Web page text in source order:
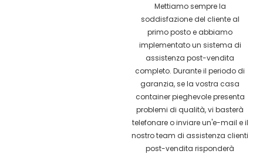
Mettiamo sempre la
soddisfazione del cliente al
primo posto e abbiamo
implementato un sistema di
assistenza post-vendita
completo. Durante il periodo di
garanzia, se la vostra casa
container pieghevole presenta
problemi di qualità, vi basterà
telefonare o inviare un'e-mail e il
nostro team di assistenza clienti
post-vendita risponderà